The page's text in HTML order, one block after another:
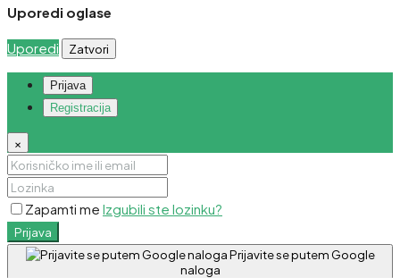
Uporedi oglase
Uporedi Zatvori
Prijava
Registracija
×
Zapamti me Izgubili ste lozinku?
Prijava
Prijavite se putem Google
naloga